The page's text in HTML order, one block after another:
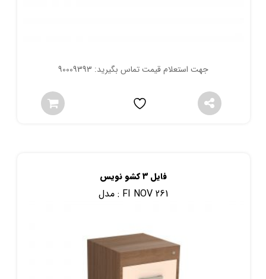
جهت استعلام قیمت تماس بگیرید: 90009393
فایل 3 کشو نویس
مدل : FI NOV 261